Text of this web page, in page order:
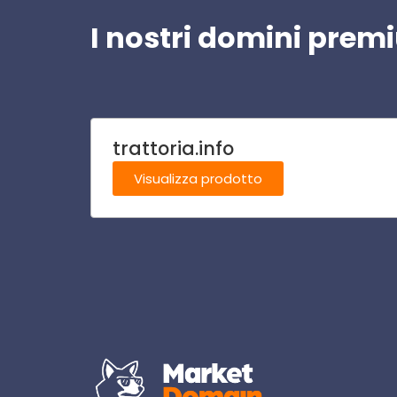
I nostri domini
trattoria.info
Visualizza prodotto